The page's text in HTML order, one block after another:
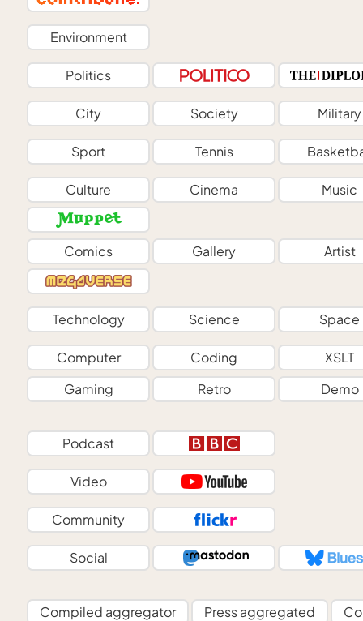
Environment
Politics
City Society Military
Sport Tennis
Culture Cinema Music
Comics Gallery Artist
Technology Science Space
Computer Coding
XSLT
Gaming
Retro Demo
Podcast
Video
Community
Social
Compiled aggregator Press aggregated